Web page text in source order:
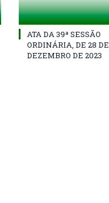
ATA DA 39ª SESSÃO
ORDINÁRIA, DE 28 DE
DEZEMBRO DE 2023